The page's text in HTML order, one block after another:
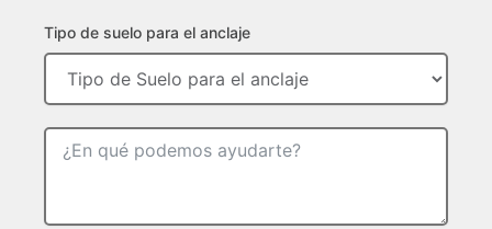
Tipo de suelo para el anclaje